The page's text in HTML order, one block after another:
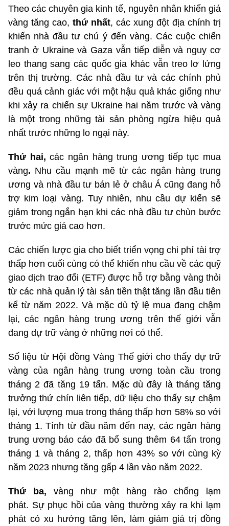
Theo các chuyên gia kinh tế, nguyên nhân khiến giá
vàng tăng cao, thứ nhất, các xung đột địa chính trị
khiến nhà đầu tư chú ý đến vàng. Các cuộc chiến
tranh ở Ukraine và Gaza vẫn tiếp diễn và nguy cơ
leo thang sang các quốc gia khác vẫn treo lơ lửng
trên thị trường. Các nhà đầu tư và các chính phủ
đều quá cảnh giác với một hậu quả khác giống như
khi xảy ra chiến sự Ukraine hai năm trước và vàng
là một trong những tài sản phòng ngừa hiệu quả
nhất trước những lo ngại này.
Thứ hai,các ngân hàng trung ương tiếp tục mua
vàng. Nhu cầu mạnh mẽ từ các ngân hàng trung
ương và nhà đầu tư bán lẻ ở châu Á cũng đang hỗ
trợ kim loại vàng. Tuy nhiên, nhu cầu dự kiến sẽ
giảm trong ngắn hạn khi các nhà đầu tư chùn bước
trước mức giá cao hơn.
Các chiến lược gia cho biết triển vọng chi phí tài trợ
thấp hơn cuối cùng có thể khiến nhu cầu về các quỹ
giao dịch trao đổi (ETF) được hỗ trợ bằng vàng thỏi
từ các nhà quản lý tài sản tiền thật tăng lần đầu tiên
kể từ năm 2022. Và mặc dù tỷ lệ mua đang chậm
lại, các ngân hàng trung ương trên thế giới vẫn
đang dự trữ vàng ở những nơi có thể.
Số liệu từ Hội đồng Vàng Thế giới cho thấy dự trữ
vàng của ngân hàng trung ương toàn cầu trong
tháng 2 đã tăng 19 tấn. Mặc dù đây là tháng tăng
trưởng thứ chín liên tiếp, dữ liệu cho thấy sự chậm
lại, với lượng mua trong tháng thấp hơn 58% so với
tháng 1. Tính từ đầu năm đến nay, các ngân hàng
trung ương báo cáo đã bổ sung thêm 64 tấn trong
tháng 1 và tháng 2, thấp hơn 43% so với cùng kỳ
năm 2023 nhưng tăng gấp 4 lần vào năm 2022.
Thứ ba, vàng như một hàng rào chống lạm
phát. Sự phục hồi của vàng thường xảy ra khi lạm
phát có xu hướng tăng lên, làm giảm giá trị đồng